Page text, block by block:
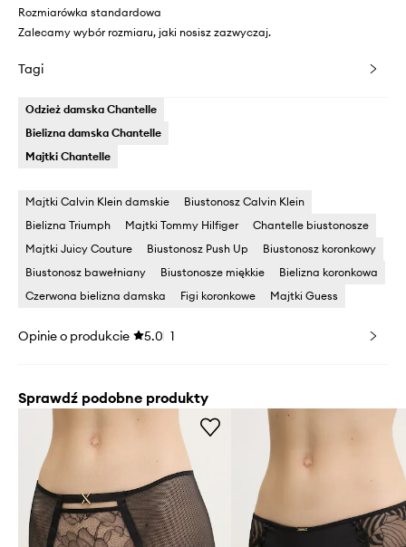
Rozmiarówka standardowa
Zalecamy wybór rozmiaru, jaki nosisz zazwyczaj.
Tagi
Odzież damska Chantelle
Bielizna damska Chantelle
Majtki Chantelle
Majtki Calvin Klein damskie
Biustonosz Calvin Klein
Bielizna Triumph
Majtki Tommy Hilfiger
Chantelle biustonosze
Majtki Juicy Couture
Biustonosz Push Up
Biustonosz koronkowy
Biustonosz bawełniany
Biustonosze miękkie
Bielizna koronkowa
Czerwona bielizna damska
Figi koronkowe Majtki Guess
Opinie o produkcie 5.0 1
Sprawdź podobne produkty